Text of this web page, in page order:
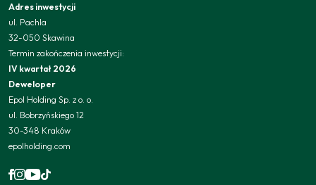
Adres inwestycji
ul. Pachla
32-050 Skawina
Termin zakończenia inwestycji:
IV kwartał 2026
Deweloper
Epol Holding Sp. z o. o.
ul. Bobrzyńskiego 12
30-348 Kraków
epolholding.com